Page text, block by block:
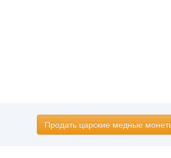
Продать царские медные